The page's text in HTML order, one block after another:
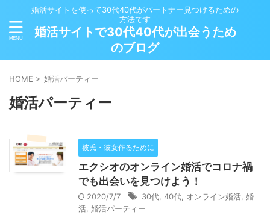
婚活サイトを使って30代40代がパートナー見つけるための
方法です
婚活サイトで30代40代が出会うため
のブログ
HOME > 婚活パーティー
婚活パーティー
彼氏・彼女作るために
エクシオのオンライン婚活でコロナ禍
でも出会いを見つけよう！
2020/7/7 30代 40代 オンライン婚活 婚
活 婚活パーティー